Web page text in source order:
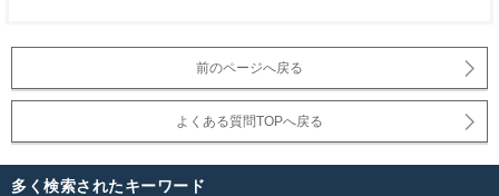
前のページへ戻る
よくある質問TOPへ戻る
多く検索されたキーワード